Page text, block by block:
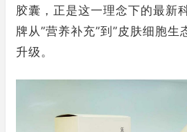
胶囊，正是这一理念下的最新
牌从”营养补充”到”皮肤细胞生
升级。